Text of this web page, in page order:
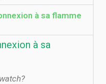
à sa flamme
à sa